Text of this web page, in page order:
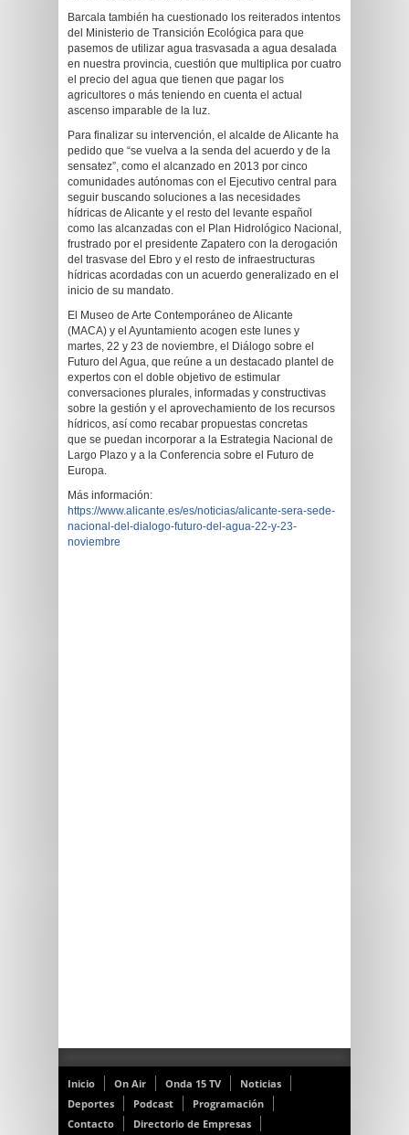
Barcala también ha cuestionado los reiterados intentos
del Ministerio de Transición Ecológica para que
pasemos de utilizar agua trasvasada a agua desalada
en nuestra provincia, cuestión que multiplica por cuatro
el precio del agua que tienen que pagar los
agricultores o más teniendo en cuenta el actual
ascenso imparable de la luz.
Para finalizar su intervención, el alcalde de Alicante ha
pedido que “se vuelva a la senda del acuerdo y de la
sensatez”, como el alcanzado en 2013 por cinco
comunidades autónomas con el Ejecutivo central para
seguir buscando soluciones a las necesidades
hídricas de Alicante y el resto del levante español
como las alcanzadas con el Plan Hidrológico Nacional,
frustrado por el presidente Zapatero con la derogación
del trasvase del Ebro y el resto de infraestructuras
hídricas acordadas con un acuerdo generalizado en el
inicio de su mandato.
El Museo de Arte Contemporáneo de Alicante
(MACA) y el Ayuntamiento acogen este lunes y
martes, 22 y 23 de noviembre, el Diálogo sobre el
Futuro del Agua, que reúne a un destacado plantel de
expertos con el doble objetivo de estimular
conversaciones plurales, informadas y constructivas
sobre la gestión y el aprovechamiento de los recursos
hídricos, así como recabar propuestas concretas
que se puedan incorporar a la Estrategia Nacional de
Largo Plazo y a la Conferencia sobre el Futuro de
Europa.
Más información:
https://www.alicante.es/es/noticias/alicante-sera-sede-
nacional-del-dialogo-futuro-del-agua-22-y-23-
noviembre
Inicio On Air Onda 15 TV
Noticias
Deportes
Podcast
Programación
Contacto
Directorio de Empresas